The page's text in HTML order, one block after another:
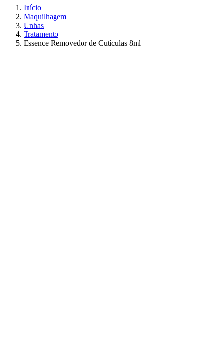
Início
Maquilhagem
Unhas
Tratamento
Essence Removedor de Cutículas 8ml